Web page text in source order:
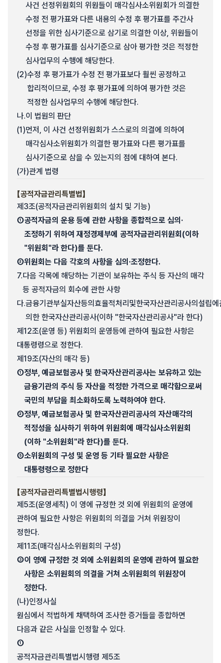
사건 선정위원회의 위원들이 매각심사소위원회가 의결한
수정 전 평가표와 다른 내용의 수정 후 평가표를 주간사
선정을 위한 심사기준으로 삼기로 의결한 이상, 위원들이
수정 후 평가표를 심사기준으로 삼아 평가한 것은 적정한
심사업무의 수행에 해당한다.
(2)수정 후 평가표가 수정 전 평가표보다 훨씬 공정하고
합리적이므로, 수정 후 평가표에 의하여 평가한 것은
적정한 심사업무의 수행에 해당한다.
나.이 법원의 판단
(1)먼저, 이 사건 선정위원회가 스스로의 의결에 의하여
매각심사소위원회가 의결한 평가표와 다른 평가표를
심사기준으로 삼을 수 있는지의 점에 대하여 본다.
(가)관계 법령
【공적자금관리특별법】
제3조(공적자금관리위원회의 설치 및 기능)
①공적자금의 운용 등에 관한 사항을 종합적으로 심의·
조정하기 위하여 재정경제부에 공적자금관리위원회(이하
"위원회"라 한다)를 둔다.
②위원회는 다음 각호의 사항을 심의·조정한다.
7.다음 각목에 해당하는 기관이 보유하는 주식 등 자산의 매각
등 공적자금의 회수에 관한 사항
다.금융기관부실자산등의효율적처리및한국자산관리공사의설립
의한 한국자산관리공사(이하 "한국자산관리공사"라 한다)
제12조(운영 등) 위원회의 운영등에 관하여 필요한 사항은
대통령령으로 정한다.
제19조(자산의 매각 등)
①정부, 예금보험공사 및 한국자산관리공사는 보유하고 있는
금융기관의 주식 등 자산을 적정한 가격으로 매각함으로써
국민의 부담을 최소화하도록 노력하여야 한다.
②정부, 예금보험공사 및 한국자산관리공사의 자산매각의
적정성을 심사하기 위하여 위원회에 매각심사소위원회
(이하 "소위원회"라 한다)를 둔다.
⑤소위원회의 구성 및 운영 등 기타 필요한 사항은
대통령령으로 정한다
【공적자금관리특별법시행령】
제5조(운영세칙) 이 영에 규정한 것 외에 위원회의 운영에
관하여 필요한 사항은 위원회의 의결을 거쳐 위원장이
정한다.
제11조(매각심사소위원회의 구성)
③이 영에 규정한 것 외에 소위원회의 운영에 관하여 필요한
사항은 소위원회의 의결을 거쳐 소위원회의 위원장이
정한다.
(나)인정사실
원심에서 적법하게 채택하여 조사한 증거들을 종합하면
다음과 같은 사실을 인정할 수 있다.
①
공적자금관리특별법시행령 제5조